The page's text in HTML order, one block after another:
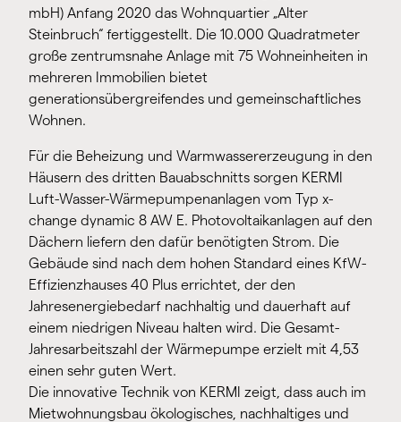
mbH) Anfang 2020 das Wohnquartier „Alter
Steinbruch“ fertiggestellt. Die 10.000 Quadratmeter
große zentrumsnahe Anlage mit 75 Wohneinheiten in
mehreren Immobilien bietet
generationsübergreifendes und gemeinschaftliches
Wohnen.
Für die Beheizung und Warmwassererzeugung in den
Häusern des dritten Bauabschnitts sorgen KERMI
Luft-Wasser-Wärmepumpenanlagen vom Typ x-
change dynamic 8 AW E. Photovoltaikanlagen auf den
Dächern liefern den dafür benötigten Strom. Die
Gebäude sind nach dem hohen Standard eines KfW-
Effizienzhauses 40 Plus errichtet, der den
Jahresenergiebedarf nachhaltig und dauerhaft auf
einem niedrigen Niveau halten wird. Die Gesamt-
Jahresarbeitszahl der Wärmepumpe erzielt mit 4,53
einen sehr guten Wert.
Die innovative Technik von KERMI zeigt, dass auch im
Mietwohnungsbau ökologisches, nachhaltiges und